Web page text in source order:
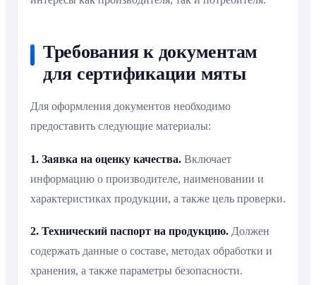
Требования к документам
для сертификации мяты
Для оформления документов необходимо
предоставить следующие материалы:
1. Заявка на оценку качества. Включает
информацию о производителе, наименовании и
характеристиках продукции, а также цель проверки.
2. Технический паспорт на продукцию. Должен
содержать данные о составе, методах обработки и
хранения, а также параметры безопасности.